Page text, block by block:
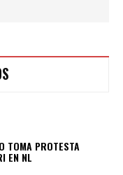
TOMA PROTESTA
EN NL